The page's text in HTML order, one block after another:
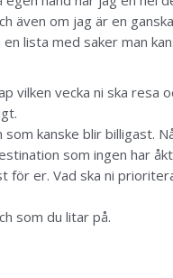
även om jag är en
lista med saker man
vilken vecka ni ska
kanske blir billigast.
som ingen har
för er. Vad ska ni
som du litar på.